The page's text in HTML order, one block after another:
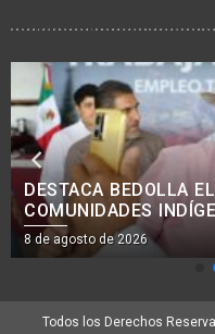
AVANZA
INDÍGENAS, CON
ROGELIO
8 de agosto de 2026
Todos los Derechos